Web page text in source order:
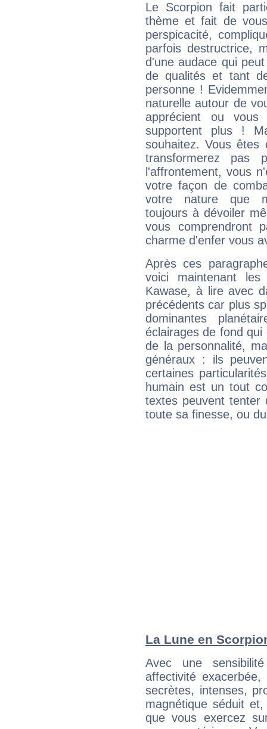
Le Scorpion fait
thème et fait de
perspicacité,
parfois destructrice,
d'une audace qui
de qualités et tant
personne !
naturelle autour de
apprécient ou
supportent plus !
souhaitez. Vous
transformerez pas
l'affrontement, vous
votre façon de
votre nature que
toujours à dévoiler
vous comprendront
charme d'enfer vous
Après ces
voici maintenant
Kawase, à lire avec
précédents car plus
dominantes
éclairages de fond
de la personnalité,
généraux : ils
certaines
humain est un tout
textes peuvent tenter
toute sa finesse, ou
La Lune en
Avec une
affectivité
secrètes, intenses,
magnétique séduit
que vous exercez